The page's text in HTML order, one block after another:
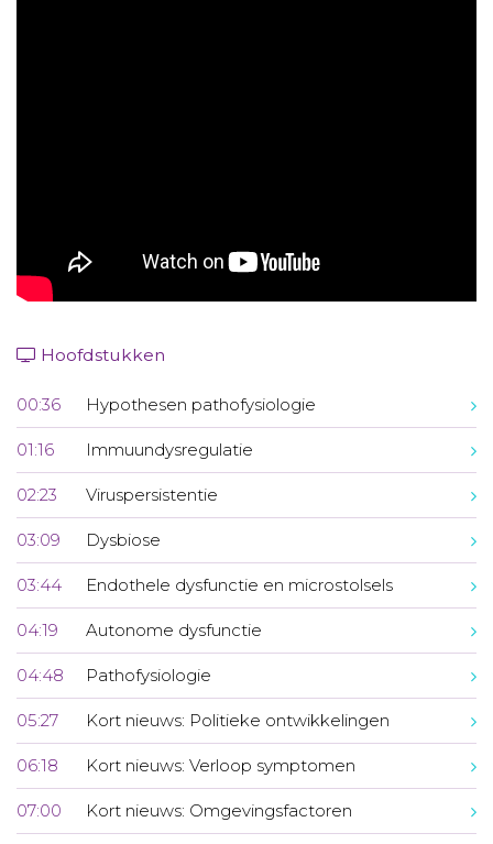
Hoofdstukken
00:36 Hypothesen pathofysiologie
01:16 Immuundysregulatie
02:23 Viruspersistentie
03:09 Dysbiose
03:44 Endothele dysfunctie en microstolsels
04:19 Autonome dysfunctie
04:48 Pathofysiologie
05:27 Kort nieuws: Politieke ontwikkelingen
06:18 Kort nieuws: Verloop symptomen
07:00 Kort nieuws: Omgevingsfactoren